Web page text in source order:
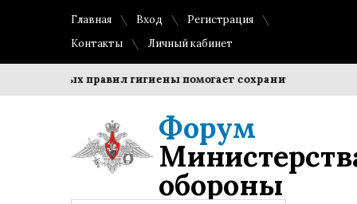
Главная Вход
Регистрация
Контакты
Личный кабинет
правил гигиены помогает сохранить прозрачность и
Форум
обороны